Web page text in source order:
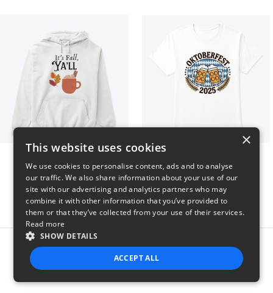
Report this product
×
This website uses cookies
We use cookies to personalise content, ads and to analyse
our traffic. We also share information about your use of our
site with our advertising and analytics partners who may
combine it with other information that you’ve provided to
them or that they’ve collected from your use of their services.
Read more
SHOW DETAILS
ACCEPT ALL
STRICTLY NECESSARY PERFORMANCE